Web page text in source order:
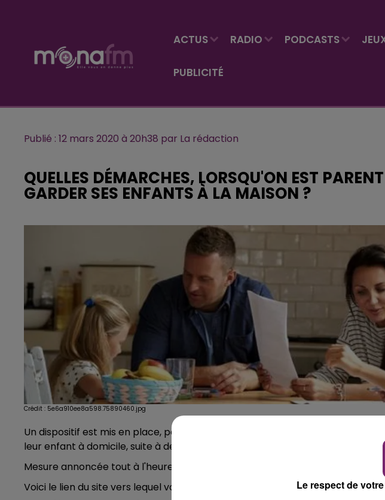
ACTUS RADIO PODCASTS
PUBLICITÉ
Publié : 12 mars 2020 à 20h38 par La rédaction
QUELLES DÉMARCHES, LORSQU'ON EST
GARDER SES ENFANTS À LA MAISON ?
Crédit : 5e6a910ee8a598.75890460.jpg
Un dispositif est mis en place, pour la prise en charge des arrêts de travail
leur enfant à domicile, suite à des fermetures de crèche, école etc...
Mesure annoncée tout à l'heure par Emmanuel Macron.
Voici le lien du site vers lequel vous pouvez faire votre déclaration à
Le respect de